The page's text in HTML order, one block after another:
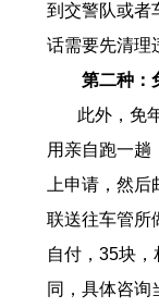
到交警队或者
话需要先清理
第二种
此外，免
用亲自跑一趟
上申请，然
联送往车管所
自付， 35块，
同，具体咨询